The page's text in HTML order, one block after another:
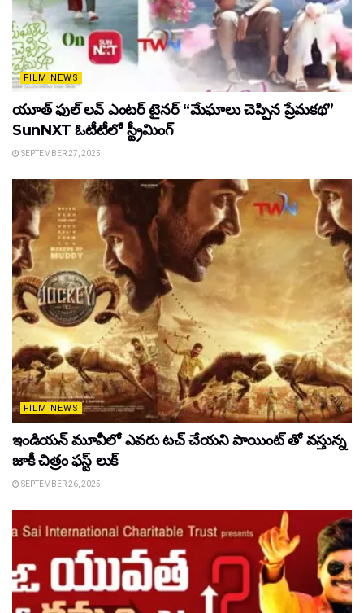
FILM NEWS
యూత్ ఫుల్ లవ్ ఎంటర్ టైనర్ “మేఘాలు చెప్పిన ప్రేమకథ”
SunNXT ఓటీటీలో స్ట్రీమింగ్
SEPTEMBER 27, 2025
FILM NEWS
ఇండియన్ మూవీలో ఎవరు టచ్ చేయని పాయింట్ తో వస్తున్న
జాకీ చిత్రం ఫస్ట్ లుక్
SEPTEMBER 26, 2025